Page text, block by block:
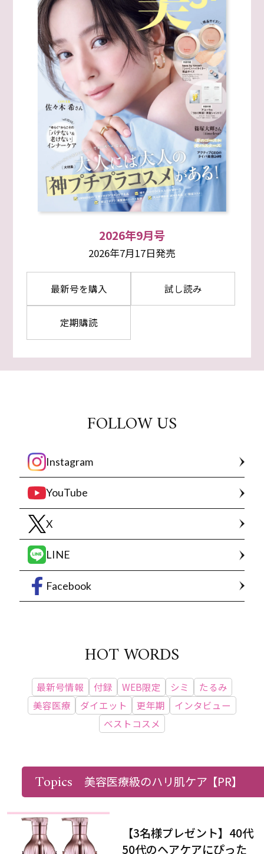
2026年9月号
2026年7月17日発売
最新号を購入 試し読み
定期購読
FOLLOW US
Instagram
YouTube
X
LINE
Facebook
HOT WORDS
最新号情報 付録 WEB限定 シミ
たるみ
美容医療
ダイエット 更年期
インタビュー
ベストコスメ
PRESENT & EVENT
【3名様プレゼント】40代
50代のヘアケアにぴった
Topics 美容医療級のハリ肌ケア【PR】